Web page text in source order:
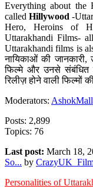
Everything about the
calledHillywood-
Hero, Heroins of
Uttarakhandi Films-
Uttarakhandi films is
नायिकाओं की जानकारी,
फिल्मे और उनसे संबंधित
रिलीज़ होने वाली फिल्मों
Moderators: AshokMall
Posts: 2,899
Topics: 76
Last post: March 18,
So... by
Personalities of